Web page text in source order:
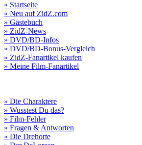
» Startseite
» Neu auf ZidZ.com
» Gästebuch
» ZidZ-News
» DVD/BD-Infos
» DVD/BD-Bonus-Vergleich
» ZidZ-Fanartikel kaufen
» Meine Film-Fanartikel
» Die Charaktere
» Wusstest Du das?
» Film-Fehler
» Fragen & Antworten
» Die Drehorte